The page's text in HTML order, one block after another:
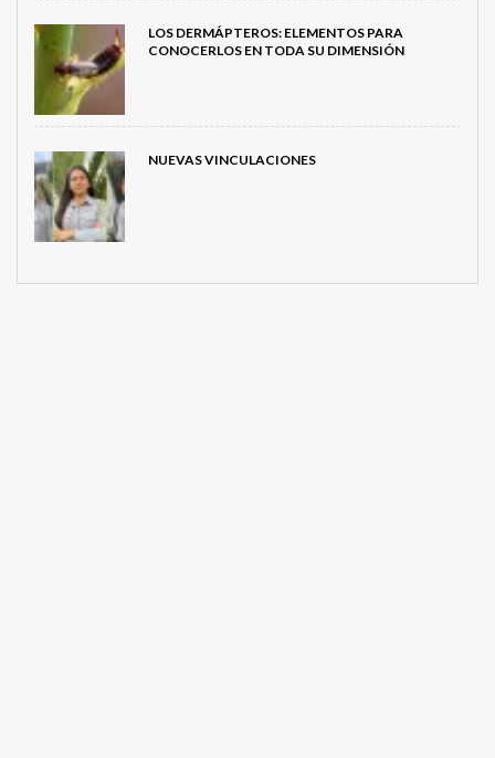
LOS DERMÁPTEROS: ELEMENTOS PARA
CONOCERLOS EN TODA SU DIMENSIÓN
NUEVAS VINCULACIONES